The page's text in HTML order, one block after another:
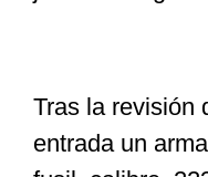
Tras la revisión
entrada un